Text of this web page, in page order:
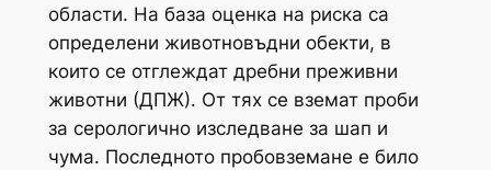
области. На база оценка на риска са
определени животновъдни обекти, в
които се отглеждат дребни преживни
животни (ДПЖ). От тях се вземат проби
за серологично изследване за шап и
чума. Последното пробовземане е било